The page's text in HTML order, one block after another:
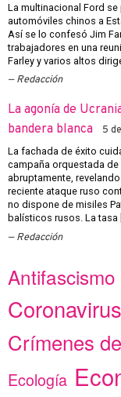
La multinacional Ford
automóviles chinos a
Así se lo confesó Jim
trabajadores en una
Farley y varios altos
Redacción
La agonía de
bandera blanca
5
La fachada de éxito
campaña orquestada
abruptamente,
reciente ataque ruso
no dispone de misiles
balísticos rusos. La tasa
Redacción
Antifascismo
Coronavirus
Crímenes
Ecología